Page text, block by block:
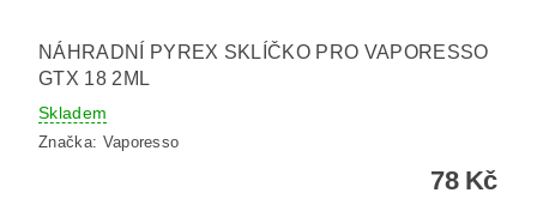
NÁHRADNÍ PYREX SKLÍČKO PRO VAPORESSO
GTX 18 2ML
Skladem
Značka: Vaporesso
78 Kč